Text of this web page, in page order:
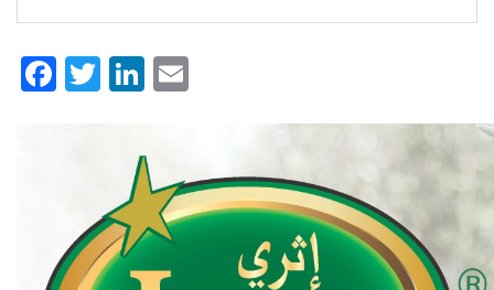
Facebook
TwitterLinkedIn